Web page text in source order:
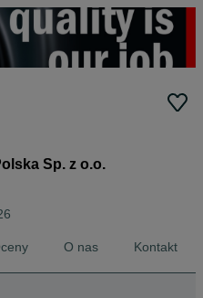
Sp. z o.o.
O nas Kontakt